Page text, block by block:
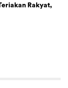
Rakyat,